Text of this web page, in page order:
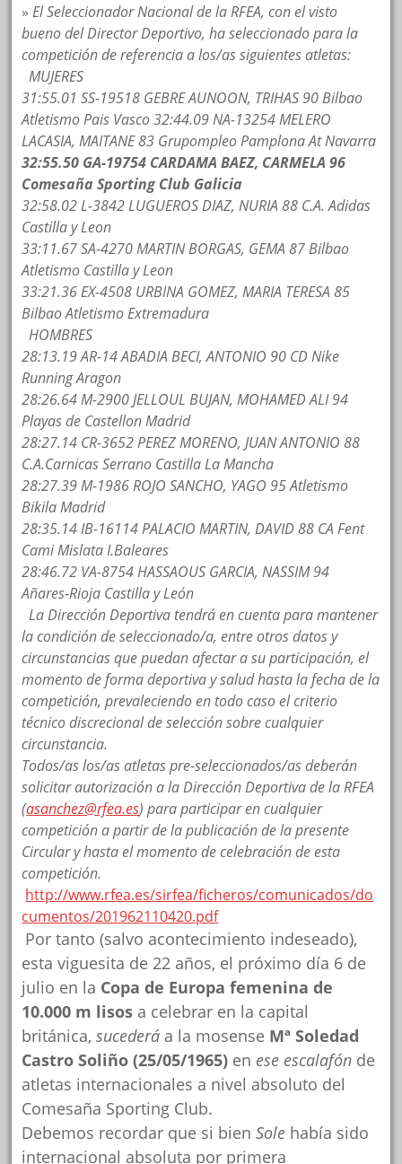
»El Seleccionador Nacional de la RFEA, con el visto
bueno del Director Deportivo, ha seleccionado para la
competición de referencia a los/as siguientes atletas:
MUJERES
31:55.01 SS-19518 GEBRE AUNOON, TRIHAS 90 Bilbao
Atletismo Pais Vasco 32:44.09 NA-13254 MELERO
LACASIA, MAITANE 83 Grupompleo Pamplona At Navarra
32:55.50 GA-19754 CARDAMA BAEZ, CARMELA 96
Comesaña Sporting Club Galicia
32:58.02 L-3842 LUGUEROS DIAZ, NURIA 88 C.A. Adidas
Castilla y Leon
33:11.67 SA-4270 MARTIN BORGAS, GEMA 87 Bilbao
Atletismo Castilla y Leon
33:21.36 EX-4508 URBINA GOMEZ, MARIA TERESA 85
Bilbao Atletismo Extremadura
HOMBRES
28:13.19 AR-14 ABADIA BECI, ANTONIO 90 CD Nike
Running Aragon
28:26.64 M-2900 JELLOUL BUJAN, MOHAMED ALI 94
Playas de Castellon Madrid
28:27.14 CR-3652 PEREZ MORENO, JUAN ANTONIO 88
C.A.Carnicas Serrano Castilla La Mancha
28:27.39 M-1986 ROJO SANCHO, YAGO 95 Atletismo
Bikila Madrid
28:35.14 IB-16114 PALACIO MARTIN, DAVID 88 CA Fent
Cami Mislata I.Baleares
28:46.72 VA-8754 HASSAOUS GARCIA, NASSIM 94
Añares-Rioja Castilla y León
La Dirección Deportiva tendrá en cuenta para mantener
la condición de seleccionado/a, entre otros datos y
circunstancias que puedan afectar a su participación, el
momento de forma deportiva y salud hasta la fecha de la
competición, prevaleciendo en todo caso el criterio
técnico discrecional de selección sobre cualquier
circunstancia.
Todos/as los/as atletas pre-seleccionados/as deberán
solicitar autorización a la Dirección Deportiva de la RFEA
(asanchez@rfea.es) para participar en cualquier
competición a partir de la publicación de la presente
Circular y hasta el momento de celebración de esta
competición.
http://www.rfea.es/sirfea/ficheros/comunicados/do
cumentos/201962110420.pdf
Por tanto (salvo acontecimiento indeseado),
esta viguesita de 22 años, el próximo día 6 de
julio en la Copa de Europa femenina de
10.000 m lisos a celebrar en la capital
británica,sucederá a la mosense Mª Soledad
Castro Soliño (25/05/1965) en ese escalafón de
atletas internacionales a nivel absoluto del
Comesaña Sporting Club.
Debemos recordar que si bienSole había sido
internacional absoluta por primera